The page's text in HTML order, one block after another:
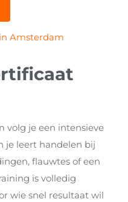
Amsterdam
volg je een intensieve
je leert handelen bij
flauwtes of een
is volledig
wie snel resultaat wil